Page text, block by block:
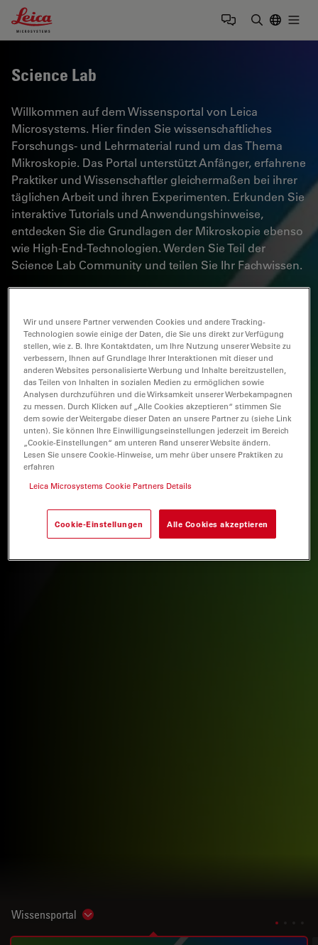
Leica Microsystems Logo
Science Lab
Willkommen auf dem Wissensportal von Leica
Microsystems. Hier finden Sie wissenschaftliches
Forschungs- und Lehrmaterial rund um das Thema
Mikroskopie. Das Portal unterstützt Anfänger, erfahrene
Praktiker und Wissenschaftler gleichermaßen bei ihrer
täglichen Arbeit und ihren Experimenten. Erkunden Sie
interaktive Tutorials und Anwendungshinweise,
entdecken Sie die Grundlagen der Mikroskopie ebenso
wie High-End-Technologien. Werden Sie Teil der
Science Lab Community und teilen Sie Ihr Fachwissen.
Wissensportal Show subnavigation
Wir und unsere Partner verwenden Cookies und andere Tracking-
Technologien sowie einige der Daten, die Sie uns direkt zur Verfügung
stellen, wie z. B. Ihre Kontaktdaten, um Ihre Nutzung unserer Website zu
verbessern, Ihnen auf Grundlage Ihrer Interaktionen mit dieser und
anderen Websites personalisierte Werbung und Inhalte bereitzustellen,
das Teilen von Inhalten in sozialen Medien zu ermöglichen sowie
Analysen durchzuführen und die Wirksamkeit unserer Werbekampagnen
zu messen. Durch Klicken auf „Alle Cookies akzeptieren“ stimmen Sie
dem sowie der Weitergabe dieser Daten an unsere Partner zu (siehe Link
unten). Sie können Ihre Einwilligungseinstellungen jederzeit im Bereich
„Cookie-Einstellungen“ am unteren Rand unserer Website ändern.
Lesen Sie unsere Cookie-Hinweise, um mehr über unsere Praktiken zu
erfahren
Leica Microsystems Cookie Partners Details
Cookie-Einstellungen Alle Cookies akzeptieren